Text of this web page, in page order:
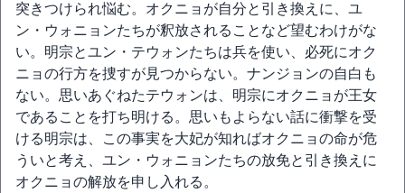
突きつけられ悩む。オクニョが自分と引き換えに、ユ
ン・ウォニョンたちが釈放されることなど望むわけがな
い。明宗とユン・テウォンたちは兵を使い、必死にオク
ニョの行方を捜すが見つからない。ナンジョンの自白も
ない。思いあぐねたテウォンは、明宗にオクニョが王女
であることを打ち明ける。思いもよらない話に衝撃を受
ける明宗は、この事実を大妃が知ればオクニョの命が危
ういと考え、ユン・ウォニョンたちの放免と引き換えに
オクニョの解放を申し入れる。